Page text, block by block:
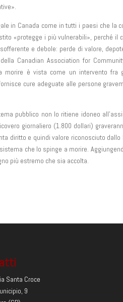
in Canada come in tutti i paesi che la
«protegge i più vulnerabili», perché il
e debole: perde di valore,
Canadian Association for
morire è vista come un intervento fra
cure adeguate alle persone
pubblico non lo ritiene idoneo
giornaliero (1.800 dollari)
diritto e quindi valore riconosciuto
che lo spinge a morire.
più estremo che sia accolta.
Santa Croce
9